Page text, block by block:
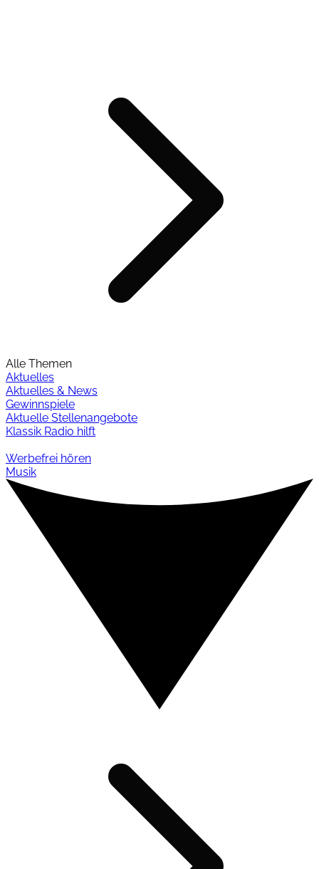
Alle Themen
Aktuelles
Aktuelles & News
Gewinnspiele
Aktuelle Stellenangebote
Klassik Radio hilft
Werbefrei hören
Musik